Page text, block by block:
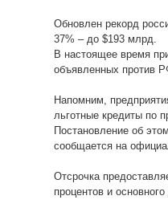
Обновлен рекорд
37%– до $193 млрд.
В настоящее время
объявленных против
Напомним,
льготные кредиты по
Постановление об
сообщается на
Отсрочка
процентов и